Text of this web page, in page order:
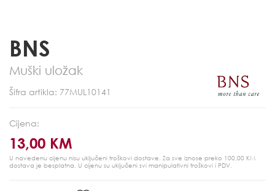
BNS
Muški uložak
Šifra artikla: 77MUL10141
Cijena:
13,00 KM
U navedenu cijenu nisu uključeni troškovi dostave. Za sve iznose preko 100,00 KM
dostava je besplatna. U cijenu su uključeni svi manipulativni troškovi i PDV.